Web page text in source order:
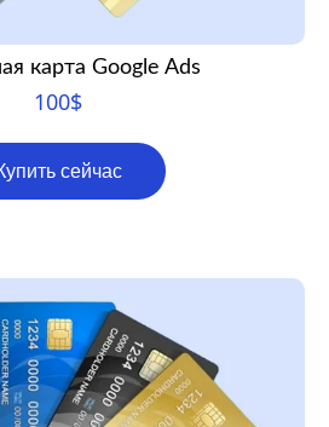
карта Google Ads
100$
сейчас